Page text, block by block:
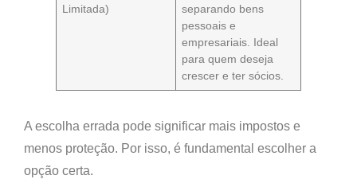
Limitada)
separando bens
pessoais e
empresariais. Ideal
para quem deseja
crescer e ter sócios.
A escolha errada pode significar mais impostos e
menos proteção. Por isso, é fundamental escolher a
opção certa.